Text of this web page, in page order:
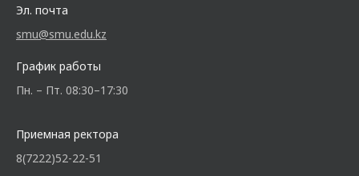
Эл. почта
smu@smu.edu.kz
График работы
Пн. – Пт. 08:30–17:30
Приемная ректора
8(7222)52-22-51